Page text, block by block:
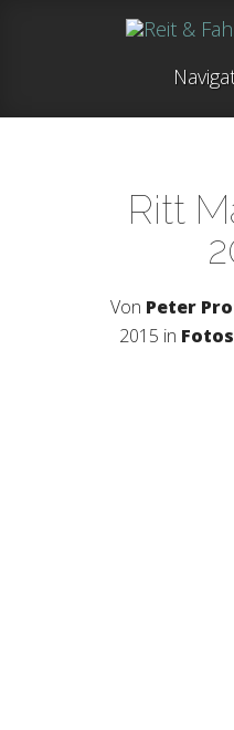
Ritt
Von Peter
2015 in Fotos